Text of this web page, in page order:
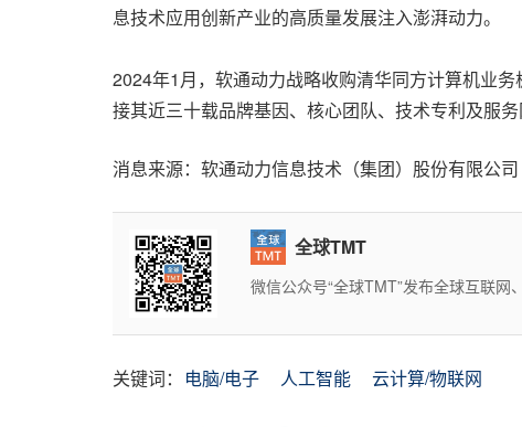
息技术应用创新产业的高质量发展注入澎湃动力。
2024年1月，软通动力战略收购清华同方计算机业
接其近三十载品牌基因、核心团队、技术专利及服
消息来源：软通动力信息技术（集团）股份有限公司
全球TMT
微信公众号“全球TMT”发布全球互联网
关键词： 电脑/电子 人工智能 云计算/物联网